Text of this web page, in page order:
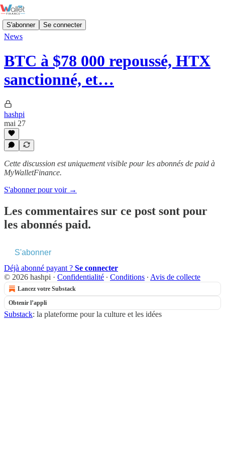
S'abonner Se connecter
News
BTC à $78 000 repoussé, HTX
sanctionné, et…
hashpi
mai 27
Cette discussion est uniquement visible pour les abonnés de paid à
MyWalletFinance.
S'abonner pour voir →
Les commentaires sur ce post sont pour
les abonnés paid.
S'abonner
Déjà abonné payant ? Se connecter
© 2026 hashpi · Confidentialité ∙ Conditions ∙ Avis de collecte
Lancez votre Substack
Obtenir l’appli
Substack: la plateforme pour la culture et les idées